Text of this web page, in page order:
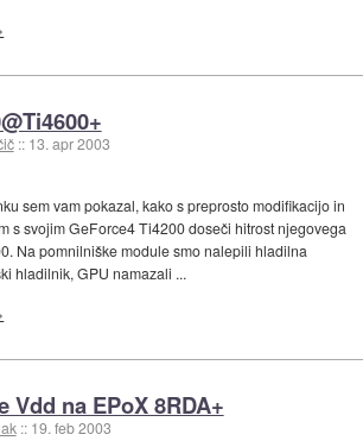
:: 13. apr 2003
sem vam pokazal, kako s preprosto modifikacijo in
s svojim GeForce4 Ti4200 doseči hitrost njegovega
Na pomnilniške module smo nalepili hladilna
hladilnik, GPU namazali ...
Vdd na EPoX 8RDA+
:: 19. feb 2003